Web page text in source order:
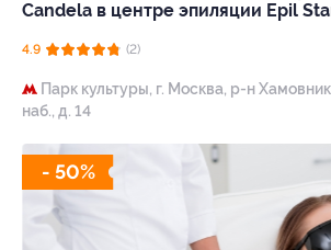
Candela в центре эпиляции Epil
4.9 (2)
Парк культуры, г. Москва, р-н
наб., д. 14
- 50%